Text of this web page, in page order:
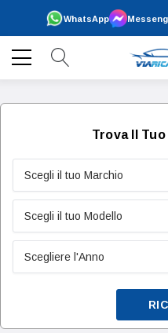
WhatsApp
Trova Il